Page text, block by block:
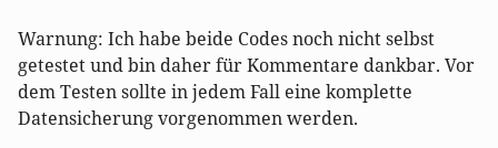
Warnung: Ich habe beide Codes noch nicht selbst
getestet und bin daher für Kommentare dankbar. Vor
dem Testen sollte in jedem Fall eine komplette
Datensicherung vorgenommen werden.